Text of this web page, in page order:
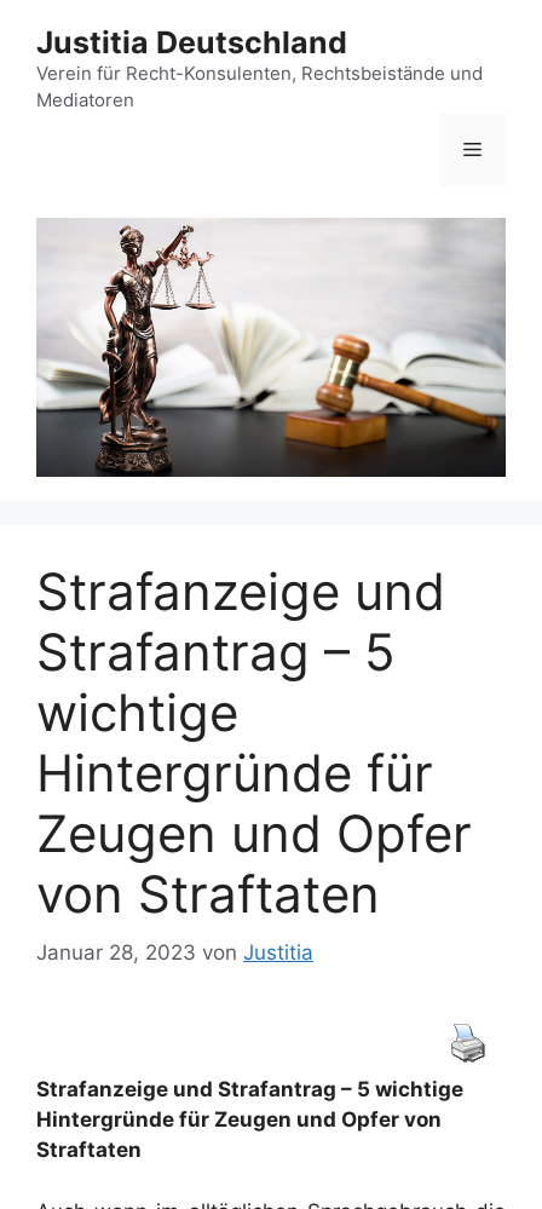
Inhalt
springen
Justitia Deutschland
Verein für Recht-Konsulenten, Rechtsbeistände und
Mediatoren
Menü
Strafanzeige und
Strafantrag – 5
wichtige
Hintergründe für
Zeugen und Opfer
von Straftaten
Januar 28, 2023 von Justitia
Strafanzeige und Strafantrag – 5 wichtige
Hintergründe für Zeugen und Opfer von
Straftaten